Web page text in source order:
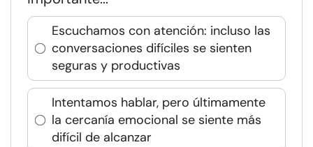
Escuchamos con atención: incluso las
conversaciones difíciles se sienten
seguras y productivas
Intentamos hablar, pero últimamente
la cercanía emocional se siente más
difícil de alcanzar